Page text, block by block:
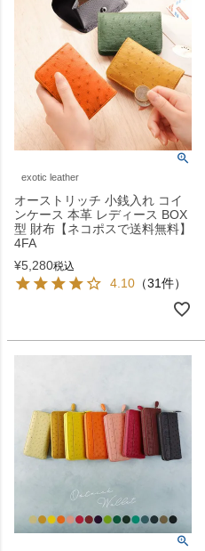
exotic leather
オーストリッチ 小銭入れ コイ
ンケース 本革 レディース BOX
型 財布【ネコポスで送料無料】
4FA
¥5,280税込
4.10 （31件）